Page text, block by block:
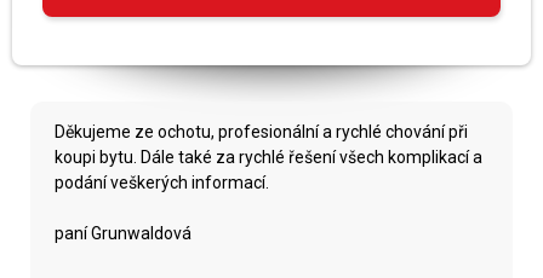
Děkujeme ze ochotu, profesionální a rychlé chování při
koupi bytu. Dále také za rychlé řešení všech komplikací a
podání veškerých informací.
paní Grunwaldová